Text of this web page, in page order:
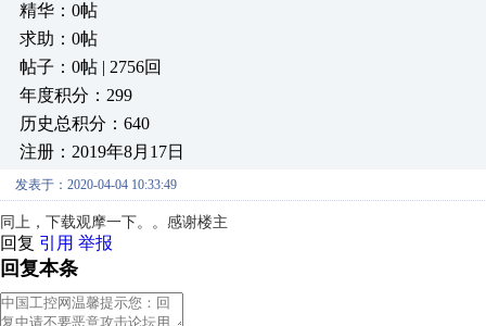
精华：0帖
求助：0帖
帖子：0帖 | 2756回
年度积分：299
历史总积分：640
注册：2019年8月17日
发表于：2020-04-04 10:33:49
同上，下载观摩一下。。感谢楼主
回复 引用 举报
回复本条